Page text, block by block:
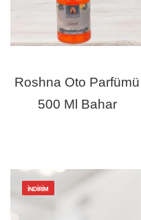
Roshna Oto Parfümü
500 Ml Bahar
İNDIRIM